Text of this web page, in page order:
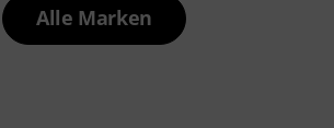
Alle Marken